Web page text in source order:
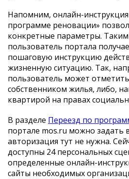
Напомним, онлайн-
программе реновации»
конкретные параметры.
пользователь портала
пошаговую инструкцию
жизненную ситуацию. Так,
пользователь может
собственником жилья, либо,
квартирой на правах
В разделе Переезд по
портале mos.ru можно задать
авторизация тут не нужна.
доступны 24 персональных
определенные онлайн-
сайты необходимых